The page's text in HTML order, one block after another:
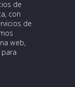
de
con
de
web,